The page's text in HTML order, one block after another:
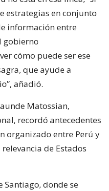
estrategias en conjunto
información entre
gobierno
cómo puede ser ese
que ayude a
añadió.
Matossian,
recordó antecedentes
organizado entre Perú y
de Estados
Santiago, donde se